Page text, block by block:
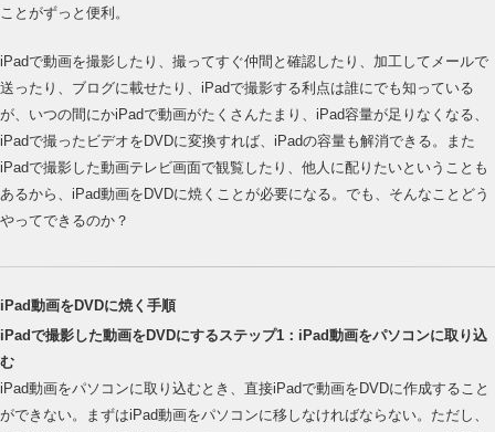
ことがずっと便利。
iPadで動画を撮影したり、撮ってすぐ仲間と確認したり、加工してメールで
送ったり、ブログに載せたり、iPadで撮影する利点は誰にでも知っている
が、いつの間にかiPadで動画がたくさんたまり、iPad容量が足りなくなる、
iPadで撮ったビデオをDVDに変換すれば、iPadの容量も解消できる。また
iPadで撮影した動画テレビ画面で観覧したり、他人に配りたいということも
あるから、iPad動画をDVDに焼くことが必要になる。でも、そんなことどう
やってできるのか？
iPad動画をDVDに焼く手順
iPadで撮影した動画をDVDにするステップ1：iPad動画をパソコンに取り込
む
iPad動画をパソコンに取り込むとき、直接iPadで動画をDVDに作成すること
ができない。まずはiPad動画をパソコンに移しなければならない。ただし、